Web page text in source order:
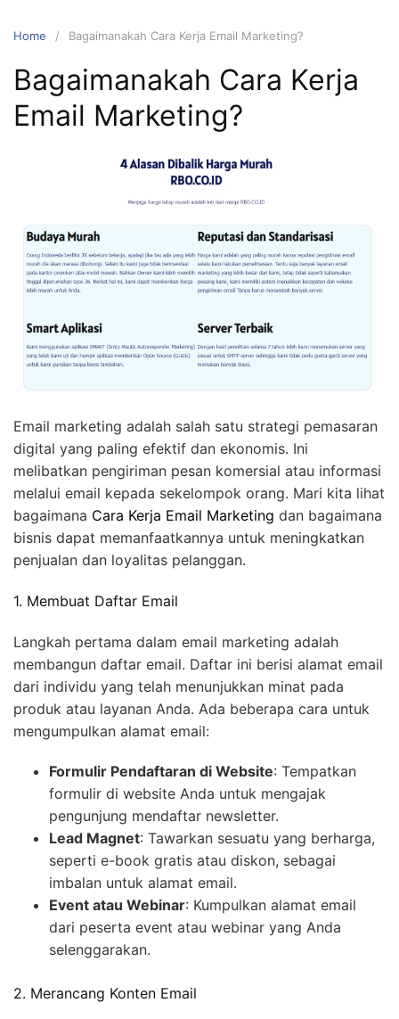
Home Bagaimanakah Cara Kerja Email Marketing?
Bagaimanakah Cara Kerja
Email Marketing?
Email marketing adalah salah satu strategi pemasaran
digital yang paling efektif dan ekonomis. Ini
melibatkan pengiriman pesan komersial atau informasi
melalui email kepada sekelompok orang. Mari kita lihat
bagaimana Cara Kerja Email Marketing dan bagaimana
bisnis dapat memanfaatkannya untuk meningkatkan
penjualan dan loyalitas pelanggan.
1. Membuat Daftar Email
Langkah pertama dalam email marketing adalah
membangun daftar email. Daftar ini berisi alamat email
dari individu yang telah menunjukkan minat pada
produk atau layanan Anda. Ada beberapa cara untuk
mengumpulkan alamat email:
Formulir Pendaftaran di Website: Tempatkan
formulir di website Anda untuk mengajak
pengunjung mendaftar newsletter.
Lead Magnet: Tawarkan sesuatu yang berharga,
seperti e-book gratis atau diskon, sebagai
imbalan untuk alamat email.
Event atau Webinar: Kumpulkan alamat email
dari peserta event atau webinar yang Anda
selenggarakan.
2. Merancang Konten Email